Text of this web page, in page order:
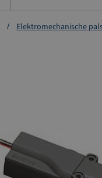
Elektromechanische